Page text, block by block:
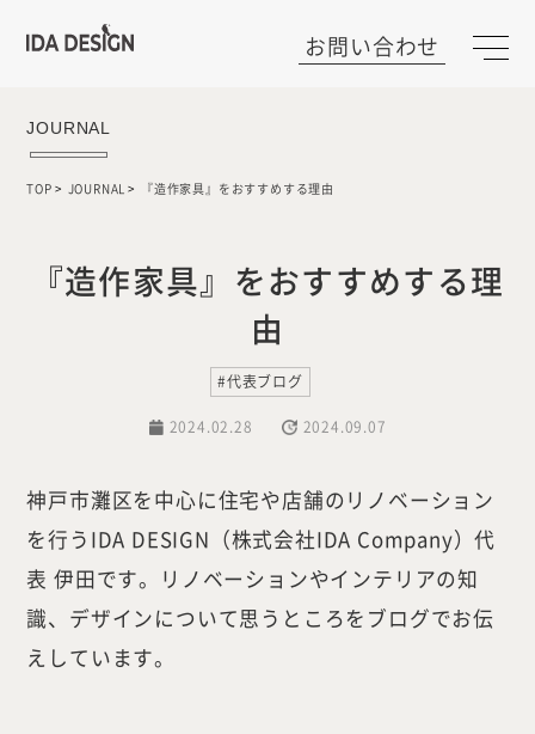
お問い合わせ
JOURNAL
TOP JOURNAL 『造作家具』をおすすめする理由
『造作家具』をおすすめする理
由
#代表ブログ
2024.02.28 2024.09.07
神戸市灘区を中心に住宅や店舗のリノベーション
を行うIDA DESIGN（株式会社IDA Company）代
表 伊田です。リノベーションやインテリアの知
識、デザインについて思うところをブログでお伝
えしています。